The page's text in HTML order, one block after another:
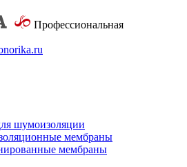
Профессиональная
шумоизоляции
мембраны
мембраны